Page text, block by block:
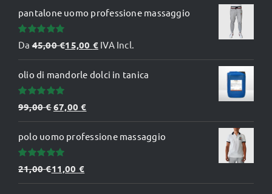
pantalone uomo professione massaggio
Valutato
5.00su 5
Da45,00€15,00 €IVA Incl.
olio di mandorle dolci in tanica
Valutato
5.00su 5
99,00€Il
prezzo
originale
era:
99,00 €.
67,00€
prezzo
attuale
polo uomo professione massaggio
Valutato
5.00su 5
21,00€11,00 €